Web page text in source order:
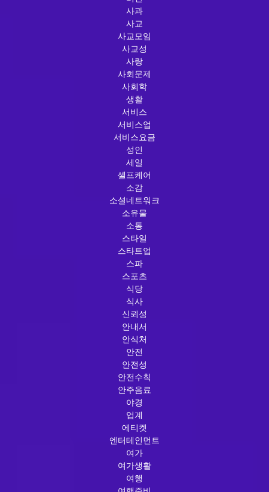
사과
사교
사교모임
사교성
사랑
사회문제
사회학
생활
서비스
서비스업
서비스요금
성인
세일
셀프케어
소감
소셜네트워크
소유물
소통
스타일
스타트업
스파
스포츠
식당
식사
신뢰성
안내서
안식처
안전
안전성
안전수칙
안주음료
야경
업계
에티켓
엔터테인먼트
여가
여가생활
여행